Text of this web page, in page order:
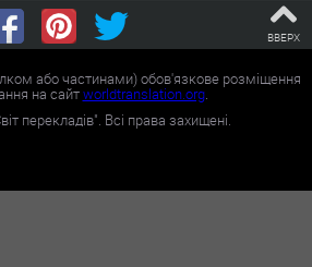
ВВЕРХ
або частинами) обов'язкове розміщення
на сайтworldtranslation.org.
перекладів". Всі права захищені.